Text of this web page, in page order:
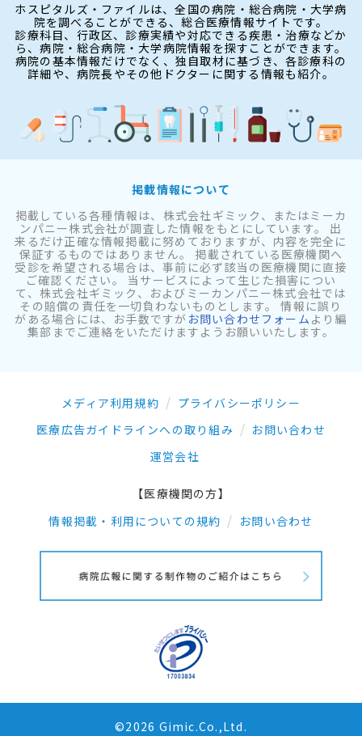
ホスピタルズ・ファイルは、全国の病院・総合病院・大学病
院を調べることができる、総合医療情報サイトです。
診療科目、行政区、診療実績や対応できる疾患・治療などか
ら、病院・総合病院・大学病院情報を探すことができます。
病院の基本情報だけでなく、独自取材に基づき、各診療科の
詳細や、病院長やその他ドクターに関する情報も紹介。
掲載情報について
掲載している各種情報は、株式会社ギミック、またはミーカ
ンパニー株式会社が調査した情報をもとにしています。 出
来るだけ正確な情報掲載に努めておりますが、内容を完全に
保証するものではありません。 掲載されている医療機関へ
受診を希望される場合は、事前に必ず該当の医療機関に直接
ご確認ください。 当サービスによって生じた損害につい
て、株式会社ギミック、およびミーカンパニー株式会社では
その賠償の責任を一切負わないものとします。 情報に誤り
がある場合には、お手数ですが お問い合わせフォーム より編
集部までご連絡をいただけますようお願いいたします。
メディア利用規約
プライバシーポリシー
医療広告ガイドラインへの取り組み
お問い合わせ
運営会社
【医療機関の方】
情報掲載・利用についての規約
お問い合わせ
©2026 Gimic.Co.,Ltd.